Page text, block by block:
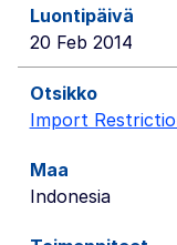
20 Feb 2014
Import
Indonesia